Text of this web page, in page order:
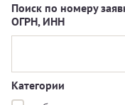
Поиск по номеру
ОГРН, ИНН
Категории